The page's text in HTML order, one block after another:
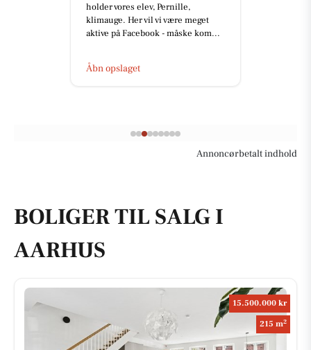
holder vores elev, Pernille,
klimauge. Her vil vi være meget
aktive på Facebook - måske kom...
Åbn opslaget
Annoncørbetalt indhold
BOLIGER TIL SALG I
AARHUS
15.500.000 kr
215 m2